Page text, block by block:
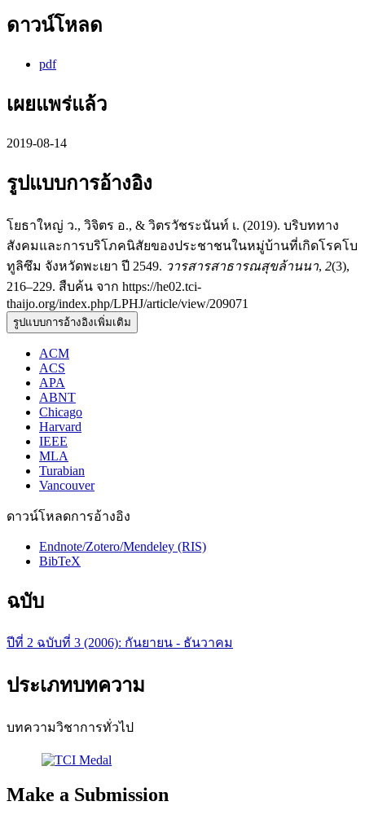
ดาวน์โหลด
pdf
เผยแพร่แล้ว
2019-08-14
รูปแบบการอ้างอิง
โยธาใหญ่ ว., วิจิตร อ., & วิตรวัชระนันท์ เ. (2019). บริบททาง
สังคมและการบริโภคนิสัยของประชาชนในหมู่บ้านที่เกิดโรคโบ
ทูลิซึม จังหวัดพะเยา ปี 2549. วารสารสาธารณสุขล้านนา, 2(3),
216–229. สืบค้น จาก https://he02.tci-
thaijo.org/index.php/LPHJ/article/view/209071
รูปแบบการอ้างอิงเพิ่มเติม
ACM
ACS
APA
ABNT
Chicago
Harvard
IEEE
MLA
Turabian
Vancouver
ดาวน์โหลดการอ้างอิง
Endnote/Zotero/Mendeley (RIS)
BibTeX
ฉบับ
ปีที่ 2 ฉบับที่ 3 (2006): กันยายน - ธันวาคม
ประเภทบทความ
บทความวิชาการทั่วไป
Make a Submission